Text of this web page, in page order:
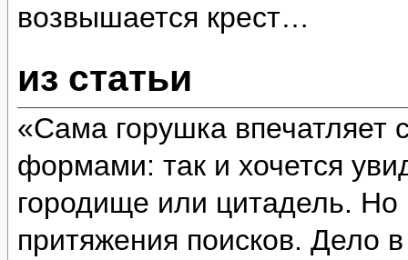
возвышается крест…
из статьи
«Сама горушка
формами: так и хочется
городище или цитадель. Но
притяжения поисков. Дело